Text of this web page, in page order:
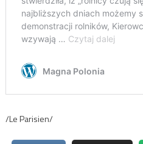
/Le Parisien/